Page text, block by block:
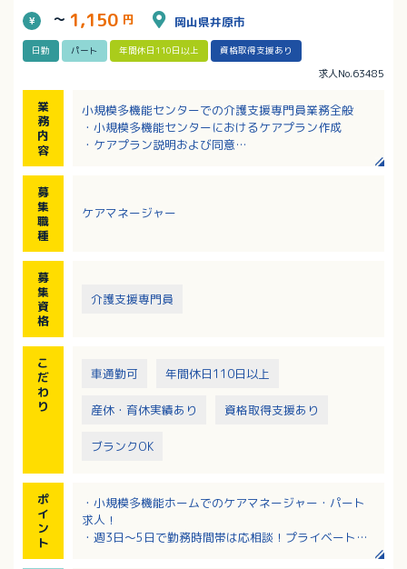
～ 1,150 円 岡山県井原市
日勤 パート 年間休日110日以上 資格取得支援あり
求人No.63485
業
務
内
容
小規模多機能センターでの介護支援専門員業務全般
・小規模多機能センターにおけるケアプラン作成
・ケアプラン説明および同意
募
集
職
種
ケアマネージャー
募
集
資
格
介護支援専門員
こ
だ
わ
り
車通勤可 年間休日110日以上
産休・育休実績あり 資格取得支援あり
ブランクOK
ポ
イ
ン
ト
・小規模多機能ホームでのケアマネージャー・パート
求人！
・週3日～5日で勤務時間帯は応相談！プライベートと